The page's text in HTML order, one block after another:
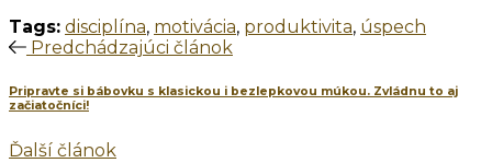
Tags: disciplína, motivácia, produktivita, úspech
Predchádzajúci článok
Pripravte si bábovku s klasickou i bezlepkovou múkou. Zvládnu to aj
začiatočníci!
Ďalší článok